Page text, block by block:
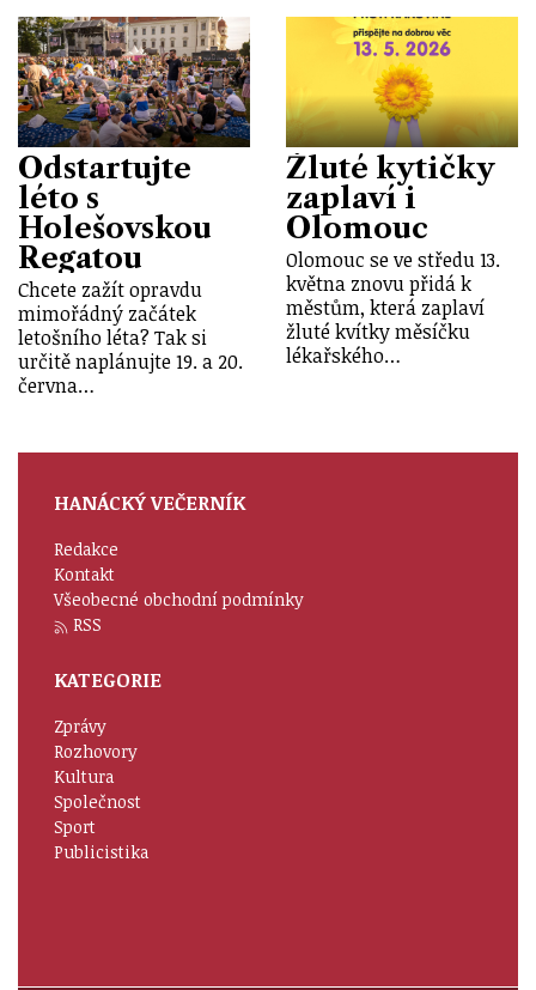
Odstartujte
léto s
Holešovskou
Regatou
Chcete zažít opravdu
mimořádný začátek
letošního léta? Tak si
určitě naplánujte 19. a 20.
června…
Žluté kytičky
zaplaví i
Olomouc
Olomouc se ve středu 13.
května znovu přidá k
městům, která zaplaví
žluté kvítky měsíčku
lékařského…
HANÁCKÝ VEČERNÍK
Redakce
Kontakt
Všeobecné obchodní podmínky
RSS
KATEGORIE
Zprávy
Rozhovory
Kultura
Společnost
Sport
Publicistika